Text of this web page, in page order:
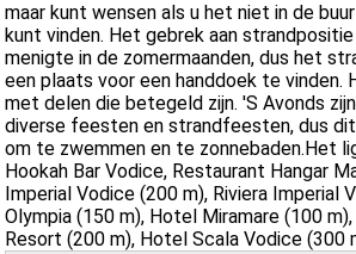
maar kunt wensen als u het niet in de
kunt vinden. Het gebrek aan
menigte in de zomermaanden, dus het
een plaats voor een handdoek te vinden.
met delen die betegeld zijn. 'S Avonds
diverse feesten en strandfeesten, dus
om te zwemmen en te zonnebaden.Het
Hookah Bar Vodice, Restaurant Hangar
Imperial Vodice (200 m), Riviera Imperial
Olympia (150 m), Hotel Miramare (100
Resort (200 m), Hotel Scala Vodice (300